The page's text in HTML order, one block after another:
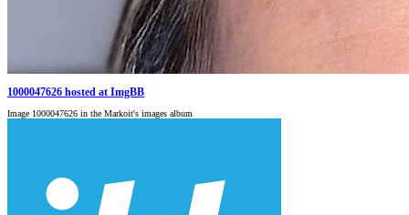
1000047626 hosted at ImgBB
Image 1000047626 in the Markoit's images album